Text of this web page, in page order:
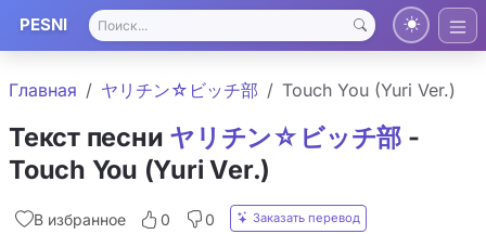
PESNI
Главная ヤリチン☆ビッチ部 Touch You (Yuri Ver.)
Текст песни ヤリチン☆ビッチ部 -
Touch You (Yuri Ver.)
В избранное 0 0 Заказать перевод